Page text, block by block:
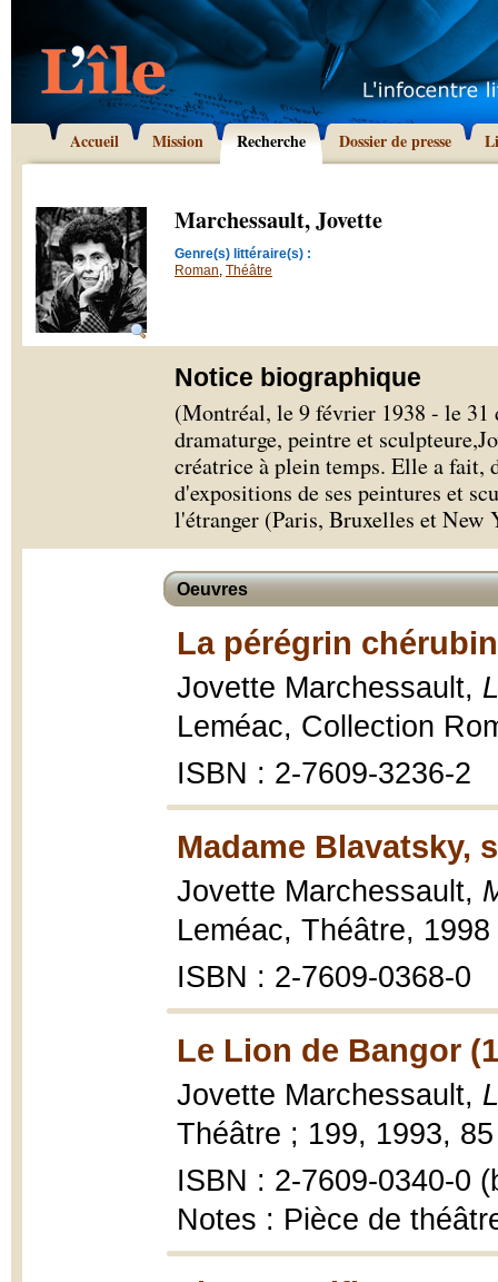
Accueil Mission Recherche Dossier de presse
Marchessault, Jovette
Genre(s) littéraire(s) :
Roman, Théâtre
Notice biographique
(Montréal, le 9 février 1938 - le 31
dramaturge, peintre et
créatrice à plein temps. Elle a fait,
d'expositions de ses peintures et
l'étranger (Paris, Bruxelles et New
Oeuvres
La pérégrin
Jovette Marchessault,
Leméac, Collection
ISBN : 2-7609-3236-2
Madame Blavatsky,
Jovette Marchessault,
Leméac, Théâtre, 1998
ISBN : 2-7609-0368-0
Le Lion de Bangor
Jovette Marchessault,
Théâtre ; 199, 1993,
ISBN : 2-7609-0340-0
Notes : Pièce de